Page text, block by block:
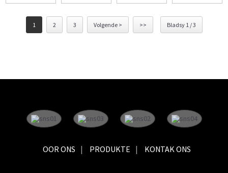
1 2 3 Volgende > >> Bladsy 1 / 3
OOR ONS PRODUKTE KONTAK ONS